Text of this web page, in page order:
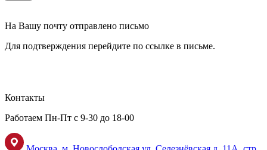
На Вашу почту отправлено письмо
Для подтверждения перейдите по ссылке в письме.
Контакты
Работаем Пн-Пт с 9-30 до 18-00